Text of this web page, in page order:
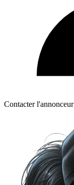
Contacter l'annonceur